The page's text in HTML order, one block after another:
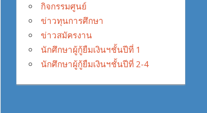
กิจกรรมศูนย์
ข่าวทุนการศึกษา
ข่าวสมัครงาน
นักศึกษาผู้กู้ยืมเงินฯชั้นปีที่ 1
นักศึกษาผู้กู้ยืมเงินฯชั้นปีที่ 2-4